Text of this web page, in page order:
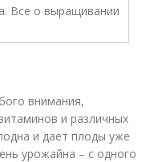
внимания,
и различных
и дает плоды уже
урожайна – с одного